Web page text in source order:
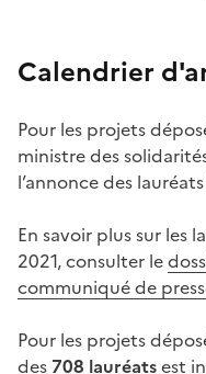
Calendrier
Pour les projets
ministre des
l’annonce des
En savoir plus sur les
2021, consulter le
communiqué de
Pour les projets
des 708 lauréatsest